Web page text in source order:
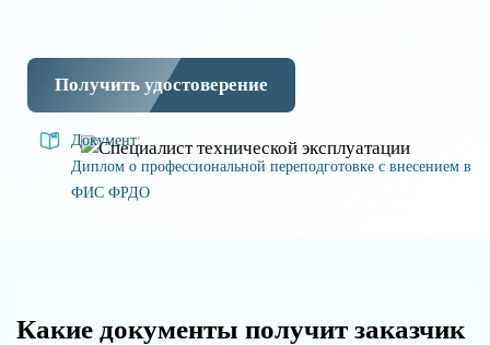
Получить удостоверение
Документ:
Диплом о профессиональной переподготовке с внесением в
ФИС ФРДО
Какие документы получит заказчик